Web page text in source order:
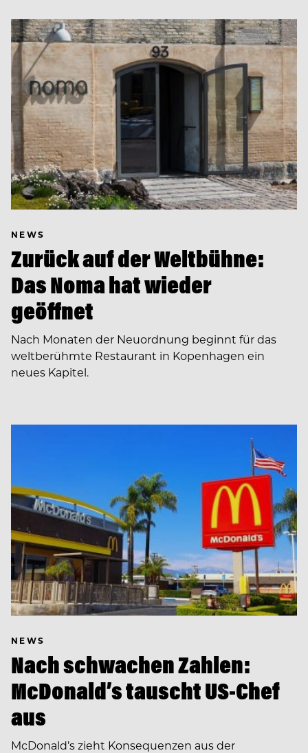
NEWS
Zurück auf der Weltbühne:
Das Noma hat wieder
geöffnet
Nach Monaten der Neuordnung beginnt für das
weltberühmte Restaurant in Kopenhagen ein
neues Kapitel.
NEWS
Nach schwachen Zahlen:
McDonald’s tauscht US-Chef
aus
McDonald’s zieht Konsequenzen aus der